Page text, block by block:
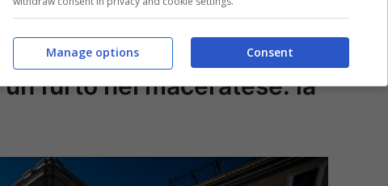
furto nel maceratese: la
Consent
Manage options